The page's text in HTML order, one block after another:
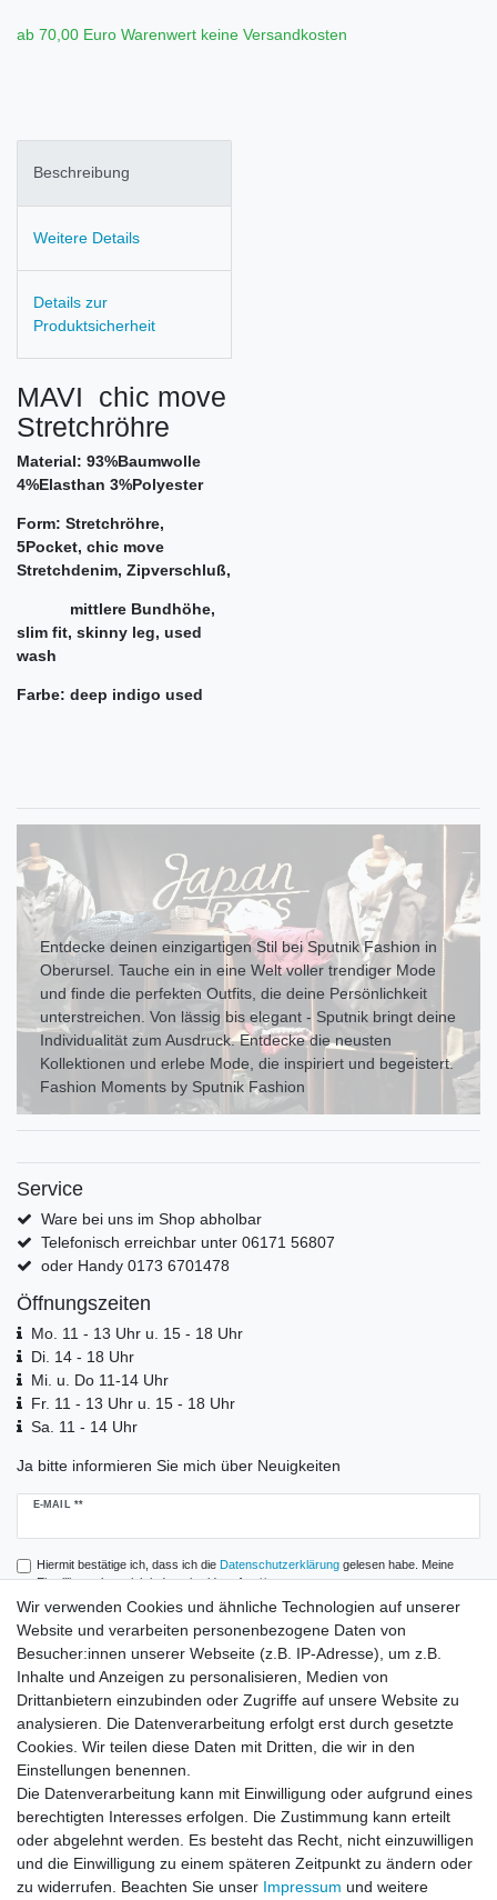
ab 70,00 Euro Warenwert keine Versandkosten
Beschreibung
Weitere Details
Details zur
Produktsicherheit
MAVI chic move
Stretchröhre
Material: 93%Baumwolle
4%Elasthan 3%Polyester
Form: Stretchröhre,
5Pocket, chic move
Stretchdenim, Zipverschluß,
mittlere Bundhöhe,
slim fit, skinny leg, used
wash
Farbe: deep indigo used
Entdecke deinen einzigartigen Stil bei Sputnik Fashion in
Oberursel. Tauche ein in eine Welt voller trendiger Mode
und finde die perfekten Outfits, die deine Persönlichkeit
unterstreichen. Von lässig bis elegant - Sputnik bringt deine
Individualität zum Ausdr uck. Entdecke die neusten
Kollektionen und erlebe Mode, die inspiriert und begeistert.
Fashion Moments by Sputnik Fashion
Service
Ware bei uns im Shop abholbar
Telefonisch erreichbar unter 06171 56807
oder Handy 0173 6701478
Öffnungszeiten
Mo. 11 - 13 Uhr u. 15 - 18 Uhr
Di. 14 - 18 Uhr
Mi. u. Do 11-14 Uhr
Fr. 11 - 13 Uhr u. 15 - 18 Uhr
Sa. 11 - 14 Uhr
Ja bitte informieren Sie mich über Neuigkeiten
E-MAIL **
Newsletter
Hiermit bestätige ich, dass ich die Daten­schutz­erklärunggelesen habe. Meine
Einwilligung kann ich jederzeit widerrufen.**
Abonnieren
** Hierbei handelt es sich um ein Pflichtfeld.
Zahlung und Versand
Wir verwenden Cookies und ähnliche Technologien auf unserer
Website und verarbeiten personenbezogene Daten von
Besucher:innen unserer Webseite (z.B. IP-Adresse), um z.B.
Inhalte und Anzeigen zu personalisieren, Medien von
Drittanbietern einzubinden oder Zugriffe auf unsere Website zu
analysieren. Die Datenverarbeitung erfolgt erst durch gesetzte
Cookies. Wir teilen diese Daten mit Dritten, die wir in den
Einstellungen benennen.
Die Datenverarbeitung kann mit Einwilligung oder aufgrund eines
berechtigten Interesses erfolgen. Die Zustimmung kann erteilt
oder abgelehnt werden. Es besteht das Recht, nicht einzuwilligen
und die Einwilligung zu einem späteren Zeitpunkt zu ändern oder
zu widerrufen. Beachten Sie unser Impressum und weitere